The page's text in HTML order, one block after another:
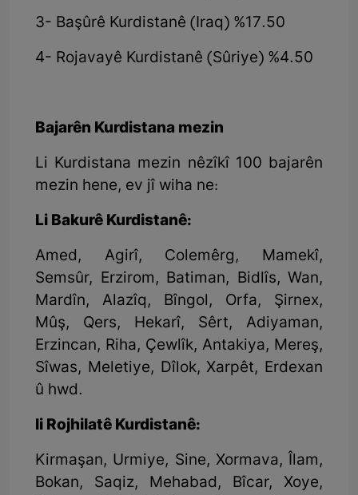
3- Başûrê Kurdistanê (Iraq) %17.50
4- Rojavayê Kurdistanê (Sûriye) %4.50
Bajarên Kurdistana mezin
Li Kurdistana mezin nêzîkî 100 bajarên
mezin hene, ev jî wiha ne:
Li Bakurê Kurdistanê:
Amed, Agirî, Colemêrg, Mamekî,
Semsûr, Erzirom, Batiman, Bidlîs, Wan,
Mardîn, Alazîq, Bîngol, Orfa, Şirnex,
Mûş, Qers, Hekarî, Sêrt, Adiyaman,
Erzincan, Riha, Çewlîk, Antakiya, Mereş,
Sîwas, Meletiye, Dîlok, Xarpêt, Erdexan
û hwd.
li Rojhilatê Kurdistanê:
Kirmaşan, Urmiye, Sine, Xormava, Îlam,
Bokan, Saqiz, Mehabad, Bîcar, Xoye,